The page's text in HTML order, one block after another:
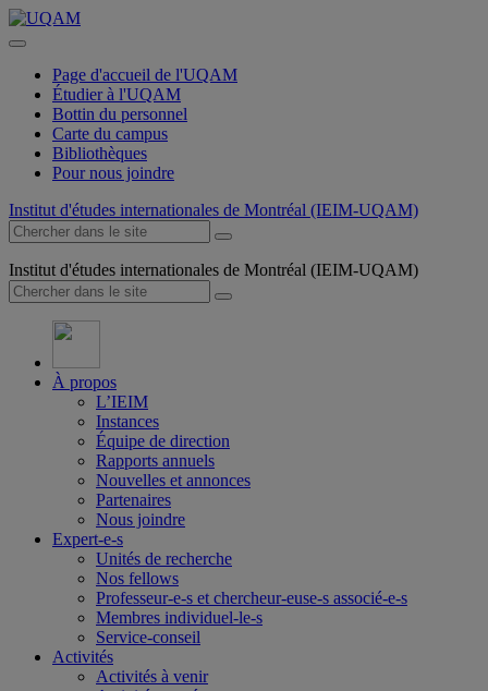
Page d'accueil de l'UQAM
Étudier à l'UQAM
Bottin du personnel
Carte du campus
Bibliothèques
Pour nous joindre
Institut d'études internationales de Montréal (IEIM-UQAM)
Institut d'études internationales de Montréal (IEIM-UQAM)
À propos
L’IEIM
Instances
Équipe de direction
Rapports annuels
Nouvelles et annonces
Partenaires
Nous joindre
Expert-e-s
Unités de recherche
Nos fellows
Professeur-e-s et chercheur-euse-s associé-e-s
Membres individuel-le-s
Service-conseil
Activités
Activités à venir